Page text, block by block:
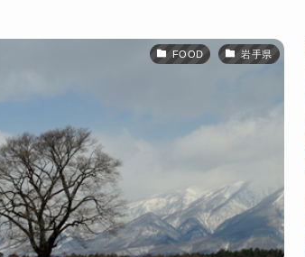
FOOD 岩手県